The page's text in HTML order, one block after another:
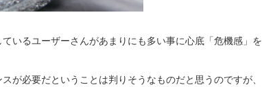
いるユーザーさんがあまりにも多い事に心底「危機感」を
が必要だということは判りそうなものだと思うのですが、